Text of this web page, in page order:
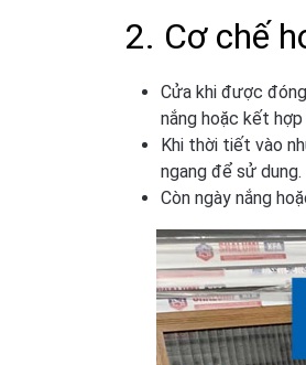
2. Cơ chế
Cửa khi được
nắng hoặc kết
Khi thời tiết vào
ngang để sử dung.
Còn ngày nắng